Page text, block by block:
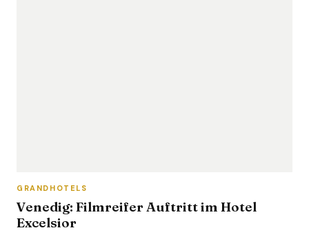
GRANDHOTELS
Venedig: Filmreifer Auftritt im Hotel
Excelsior